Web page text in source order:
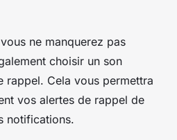
ne manquerez pas
choisir un son
rappel. Cela vous permettra
vos alertes de rappel de
notifications.